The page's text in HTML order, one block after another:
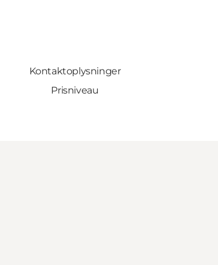
Kontaktoplysninger
Prisniveau